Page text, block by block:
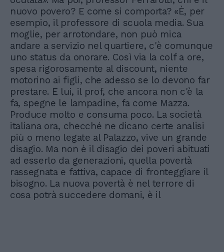
nuovo povero? E come si comporta? «È, per
esempio, il professore di scuola media. Sua
moglie, per arrotondare, non può mica
andare a servizio nel quartiere, c'è comunque
uno status da onorare. Così via la colf a ore,
spesa rigorosamente al discount, niente
motorino ai figli, che adesso se lo devono far
prestare. E lui, il prof, che ancora non c'è la
fa, spegne le lampadine, fa come Mazza.
Produce molto e consuma poco. La società
italiana ora, checché ne dicano certe analisi
più o meno legate al Palazzo, vive un grande
disagio. Ma non è il disagio dei poveri abituati
ad esserlo da generazioni, quella povertà
rassegnata e fattiva, capace di fronteggiare il
bisogno. La nuova povertà è nel terrore di
cosa potrà succedere domani, è il